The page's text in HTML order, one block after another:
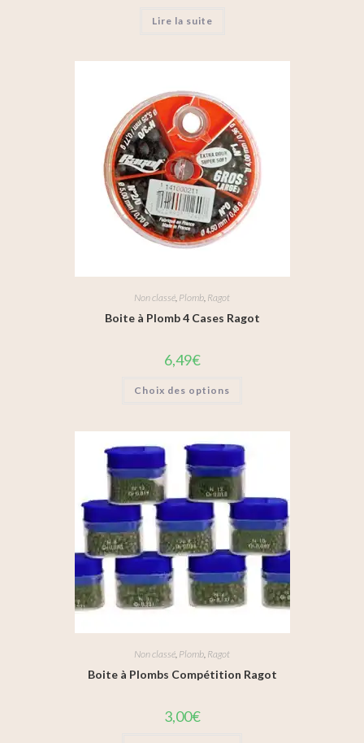
Lire la suite
Non classé, Plomb, Ragot
Boite à Plomb 4 Cases Ragot
6,49€
Choix des options
Non classé Plomb Ragot
Boite à Plombs Compétition Ragot
3,00€